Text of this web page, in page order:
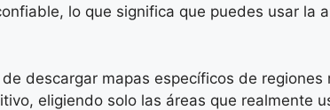
lo que significa que puedes usar la
descargar mapas específicos de
eligiendo solo las áreas que realmente